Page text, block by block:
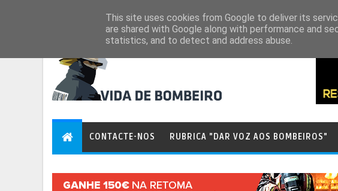
CONTACTE-NOS RUBRICA "DAR VOZ AOS BOMBEIROS"
This site uses cookies from Google to deliver its
are shared with Google along with performance and
statistics, and to detect and address abuse.